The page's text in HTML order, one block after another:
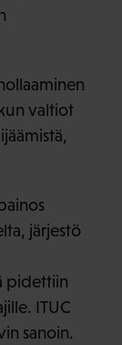
valtiot
järjestö
pidettiin
ITUC
sanoin.